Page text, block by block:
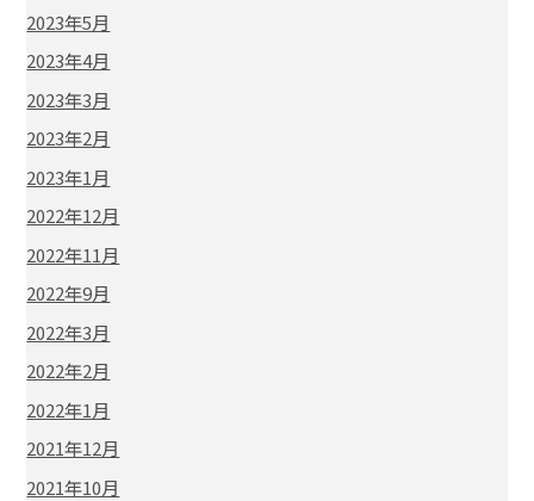
2023年5月
2023年4月
2023年3月
2023年2月
2023年1月
2022年12月
2022年11月
2022年9月
2022年3月
2022年2月
2022年1月
2021年12月
2021年10月